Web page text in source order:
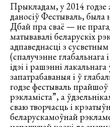
Прыкладам, у 2014
даносіў Фестываль, была
Дбай пра сваё — не
матывавалі беларускіх
адпаведнасці з
(спалучэнне глабальнага
ідэі і рашэнні
запатрабаваныя і ў
годзе фестываль
рэкламіста”, а
сваю творчасць і
беларускамоўнай